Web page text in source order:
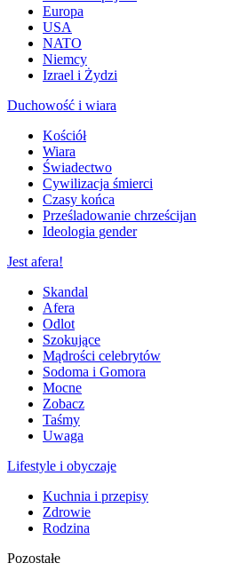
Europa
USA
NATO
Niemcy
Izrael i Żydzi
Duchowość i wiara
Kościół
Wiara
Świadectwo
Cywilizacja śmierci
Czasy końca
Prześladowanie chrześcijan
Ideologia gender
Jest afera!
Skandal
Afera
Odlot
Szokujące
Mądrości celebrytów
Sodoma i Gomora
Mocne
Zobacz
Taśmy
Uwaga
Lifestyle i obyczaje
Kuchnia i przepisy
Zdrowie
Rodzina
Pozostałe